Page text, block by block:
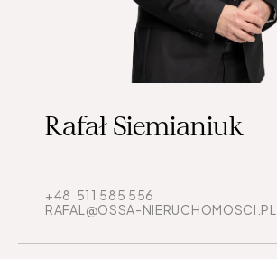
Rafał Siemianiuk
+48  511 585 556
RAFAL@OSSA-NIERUCHOMOSCI.PL